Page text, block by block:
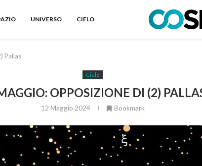
UNIVERSO CIELO
Pallas
Cielo
OPPOSIZIONE DI (2)
12 Maggio 2024 Bookmark